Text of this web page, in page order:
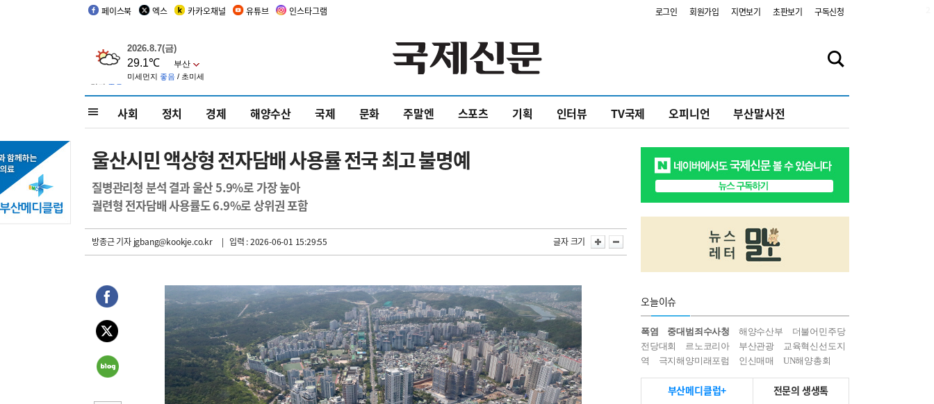
페이스북 엑스 카카오채널 유튜브 인스타그램 로그인 회원가입 지면보기 초판보기 구독신청
사회 정치 경제 해양수산 국제 문화 주말엔 스포츠 기획 인터뷰 TV국제 오피니언 부산말사전
울산시민 액상형 전자담배 사용률 전국 최고 불명예
질병관리청 분석 결과 울산 5.9%로 가장 높아
궐련형 전자담배 사용률도 6.9%로 상위권 포함
방종근 기자jgbang@kookje.co.kr | 입력 : 2026-06-01 15:29:55 글자 크기
오늘이슈
폭염 중대범죄수사청 해양수산부
더불어민주당
전당대회
르노코리아 부산관광
교육혁신선도지
역
극지해양미래포럼 인신매매 UN해양총회
부산메디클럽+ 전문의 생생톡